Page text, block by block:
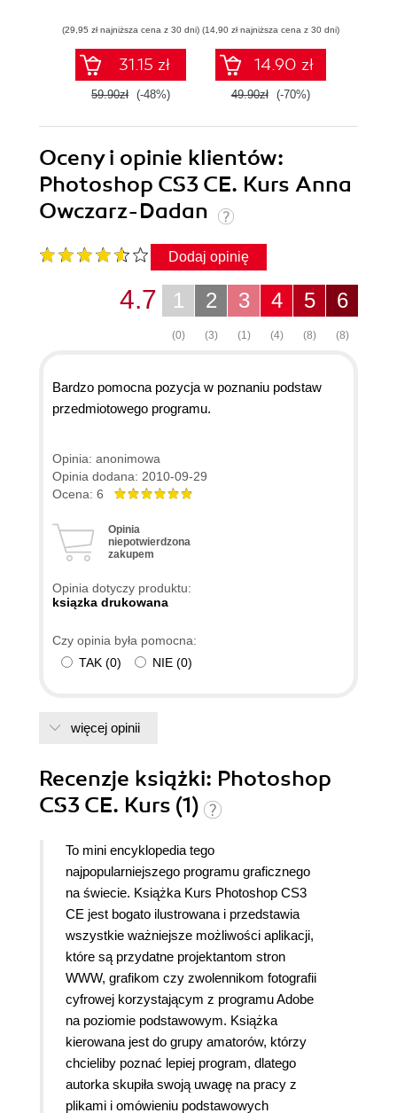
(29,95 zł najniższa cena z 30 dni)
31.15 zł
59.90zł (-48%)
(14,90 zł najniższa cena z 30 dni)
14.90 zł
49.90zł (-70%)
Oceny i opinie klientów:
Photoshop CS3 CE. Kurs Anna
Owczarz-Dadan
Dodaj opinię
6
(8)
5
(8)
4
(4)
3
(1)
2
(3)
1
(0)
4.7
Bardzo pomocna pozycja w poznaniu podstaw
przedmiotowego programu.
Opinia: anonimowa
Opinia dodana: 2010-09-29
Ocena: 6
Opinia
niepotwierdzona
zakupem
Opinia dotyczy produktu:
ksiązka drukowana
Czy opinia była pomocna:
TAK (0) NIE (0)
więcej opinii
Recenzje książki: Photoshop
CS3 CE. Kurs (1)
To mini encyklopedia tego
najpopularniejszego programu graficznego
na świecie. Książka Kurs Photoshop CS3
CE jest bogato ilustrowana i przedstawia
wszystkie ważniejsze możliwości aplikacji,
które są przydatne projektantom stron
WWW, grafikom czy zwolennikom fotografii
cyfrowej korzystającym z programu Adobe
na poziomie podstawowym. Książka
kierowana jest do grupy amatorów, którzy
chcieliby poznać lepiej program, dlatego
autorka skupiła swoją uwagę na pracy z
plikami i omówieniu podstawowych